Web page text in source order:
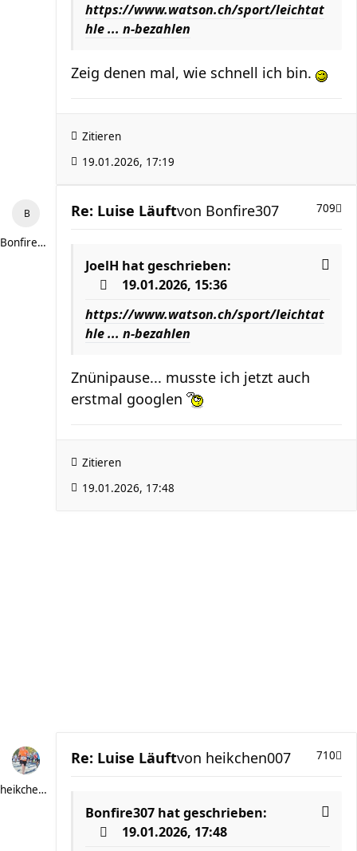
https://www.watson.ch/sport/leichtat
hle ... n-bezahlen
Zeig denen mal, wie schnell ich bin.
Zitieren
19.01.2026, 17:19
Bonfire307
Re: Luise Läuft 709
von Bonfire307
JoelH hat geschrieben:
19.01.2026, 15:36
https://www.watson.ch/sport/leichtat
hle ... n-bezahlen
Znünipause... musste ich jetzt auch
erstmal googlen
Zitieren
19.01.2026, 17:48
heikchen007
Re: Luise Läuft 710
von heikchen007
Bonfire307 hat geschrieben:
19.01.2026, 17:48